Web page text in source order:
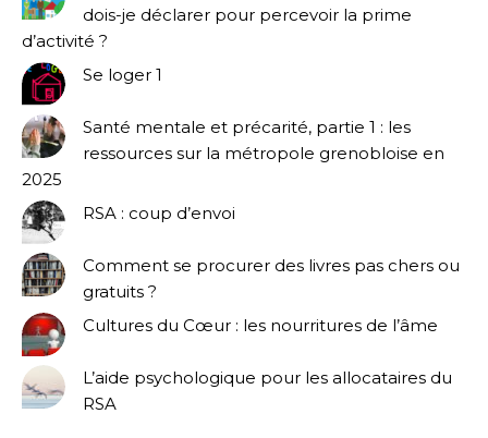
dois-je déclarer pour percevoir la prime
d’activité ?
Se loger 1
Santé mentale et précarité, partie 1 : les
ressources sur la métropole grenobloise en
2025
RSA : coup d’envoi
Comment se procurer des livres pas chers ou
gratuits ?
Cultures du Cœur : les nourritures de l’âme
L’aide psychologique pour les allocataires du
RSA